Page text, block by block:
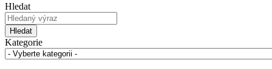
Hledat
Hledat
Kategorie